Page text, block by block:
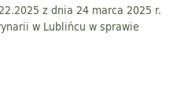
z dnia 24 marca 2025 r.
w Lublińcu w sprawie